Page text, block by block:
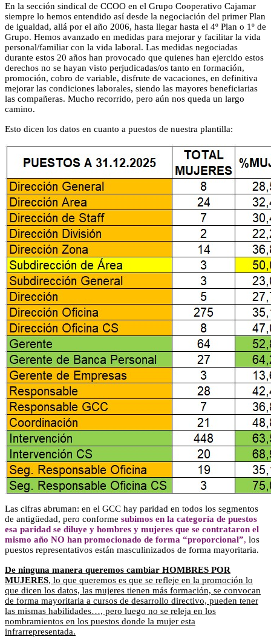
En la sección sindical de CCOO en el Grupo Cooperativo Cajamar
siempre lo hemos entendido así desde la negociación del primer Plan
de igualdad, allá por el año 2006, hasta llegar hasta el 4º Plan o 1º de
Grupo. Hemos avanzado en medidas para mejorar y facilitar la vida
personal/familiar con la vida laboral. Las medidas negociadas
durante estos 20 años han provocado que quienes han ejercido estos
derechos no se hayan visto perjudicadas/os tanto en formación,
promoción, cobro de variable, disfrute de vacaciones, en definitiva
mejorar las condiciones laborales, siendo las mayores beneficiarias
las compañeras. Mucho recorrido, pero aún nos queda un largo
camino.
Esto dicen los datos en cuanto a puestos de nuestra plantilla:
Las cifras abruman: en el GCC hay paridad en todos los segmentos
de antigüedad, pero conforme subimos en la categoría de puestos
esa paridad se diluye y hombres y mujeres que se contrataron el
mismo año NO han promocionado de forma “proporcional”, los
puestos representativos están masculinizados de forma mayoritaria.
De ninguna manera queremos cambiar HOMBRES POR
MUJERES, lo que queremos es que se refleje en la promoción lo
que dicen los datos, las mujeres tienen más formación, se convocan
de forma mayoritaria a cursos de desarrollo directivo, pueden tener
las mismas habilidades…, pero luego no se releja en los
nombramientos en los puestos donde la mujer esta
infrarrepresentada.